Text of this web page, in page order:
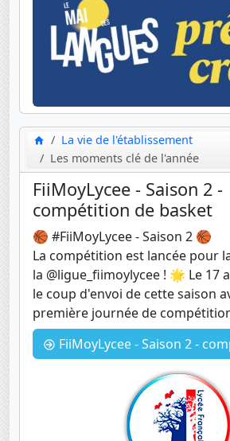
La vie de l'établissement
Les moments clé de l'année
FiiMoyLycee - Saison 2 -
compétition de basket
🏀 #FiiMoyLycee - Saison 2 🏀
La compétition est lancée pour
la @ligue_fiimoylycee ! 🌟 Le 17
le coup d'envoi de cette saison
première journée de
FiiMoyLycee - Saison 2 -